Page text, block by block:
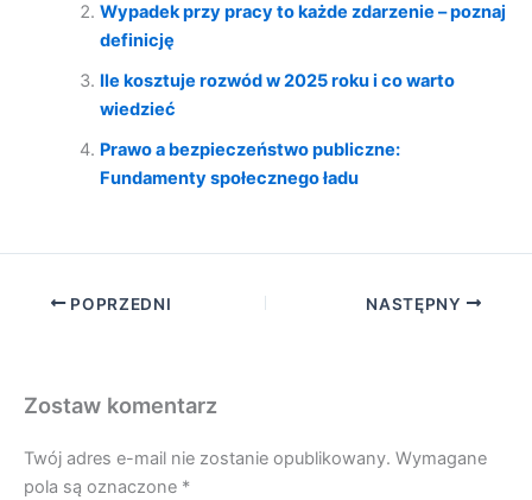
Wypadek przy pracy to każde zdarzenie – poznaj
definicję
Ile kosztuje rozwód w 2025 roku i co warto
wiedzieć
Prawo a bezpieczeństwo publiczne:
Fundamenty społecznego ładu
POPRZEDNI NASTĘPNY
Zostaw komentarz
Twój adres e-mail nie zostanie opublikowany. Wymagane
pola są oznaczone *